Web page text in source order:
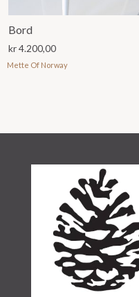
Bord
kr4.200,00
Mette Of Norway